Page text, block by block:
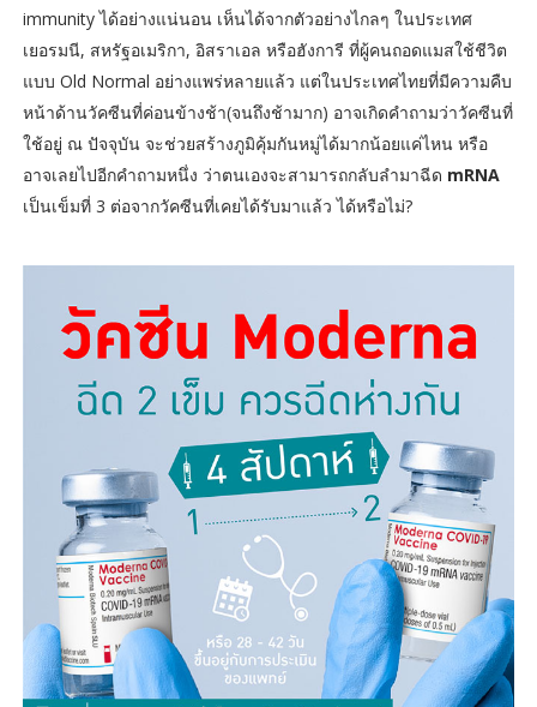
immunity ได้อย่างแน่นอน เห็นได้จากตัวอย่างไกลๆ ในประเทศ
เยอรมนี, สหรัฐอเมริกา, อิสราเอล หรือฮังการี ที่ผู้คนถอดแมสใช้ชีวิต
แบบ Old Normal อย่างแพร่หลายแล้ว แต่ในประเทศไทยที่มีความคืบ
หน้าด้านวัคซีนที่ค่อนข้างช้า(จนถึงช้ามาก) อาจเกิดคำถามว่าวัคซีนที่
ใช้อยู่ ณ ปัจจุบัน จะช่วยสร้างภูมิคุ้มกันหมู่ได้มากน้อยแค่ไหน หรือ
อาจเลยไปอีกคำถามหนึ่ง ว่าตนเองจะสามารถกลับลำมาฉีด mRNA
เป็นเข็มที่ 3 ต่อจากวัคซีนที่เคยได้รับมาแล้ว ได้หรือไม่?